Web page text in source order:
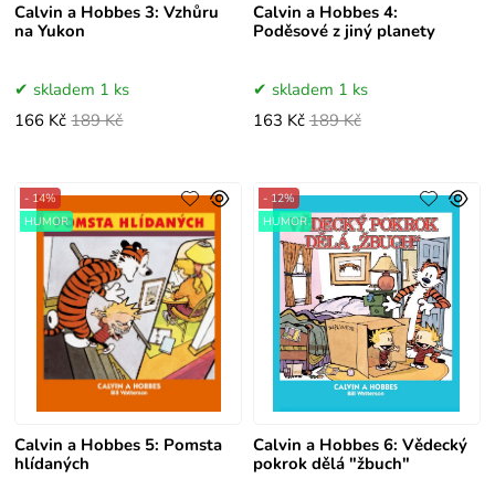
Calvin a Hobbes 3: Vzhůru
na Yukon
skladem 1 ks
166 Kč 189 Kč
Calvin a Hobbes 4:
Poděsové z jiný planety
skladem 1 ks
163 Kč 189 Kč
Calvin a Hobbes 5: Pomsta
hlídaných
- 14%
HUMOR
Calvin a Hobbes 6: Vědecký
pokrok dělá "žbuch"
- 12%
HUMOR